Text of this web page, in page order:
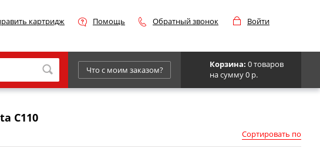
картридж Помощь Обратный звонок Войти
Kyocera
Что с моим заказом?
Корзина: 0 товаров
на сумму 0 р.
C110
Сортировать по